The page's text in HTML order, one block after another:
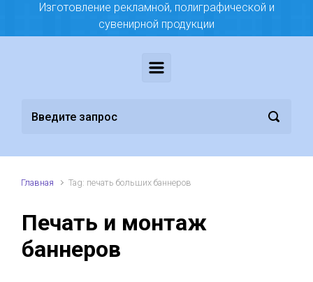
Изготовление рекламной, полиграфической и
сувенирной продукции
Главная Tag: печать больших баннеров
Печать и монтаж
баннеров